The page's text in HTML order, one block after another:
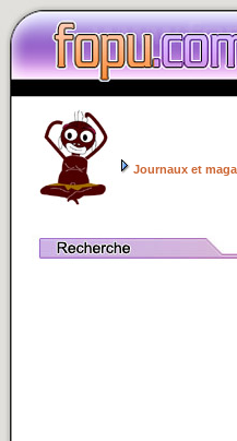
Journaux et